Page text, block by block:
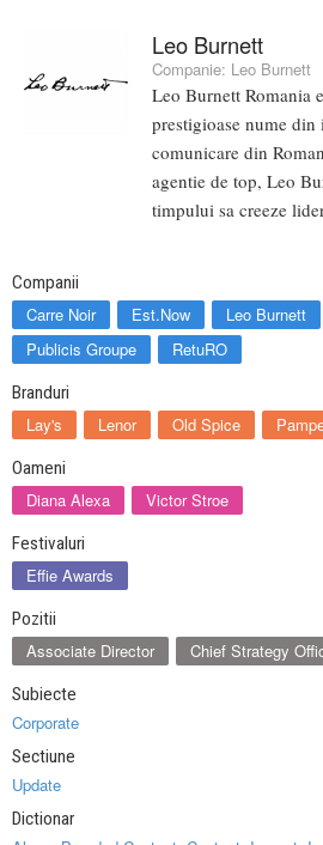
Leo Burnett
Companie: Leo Burnett
Leo Burnett Romania
prestigioase nume
comunicare din
agentie de top, Leo
timpului sa creeze
Companii
Carre Noir Est.Now Leo Burnett
Publicis Groupe
RetuRO
Branduri
Lay's Lenor Old Spice
Oameni
Diana Alexa Victor Stroe
Festivaluri
Effie Awards
Pozitii
Associate Director Chief Strategy
Subiecte
Corporate
Sectiune
Update
Dictionar